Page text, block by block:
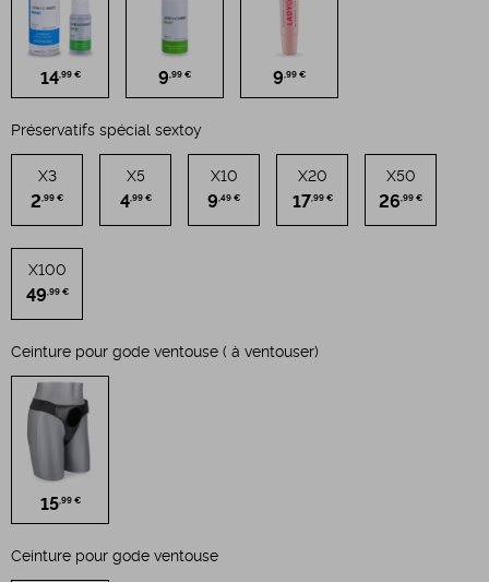
14,99 € 9,99 € 9,99 €
Préservatifs spécial sextoy
X3
2 ,99 €
X5
4 ,99 €
X10
9 ,49 €
X20
17,99 €
X50
26 ,99 €
X100
49 ,99 €
Ceinture pour gode ventouse ( à ventouser)
15,99 €
Ceinture pour gode ventouse